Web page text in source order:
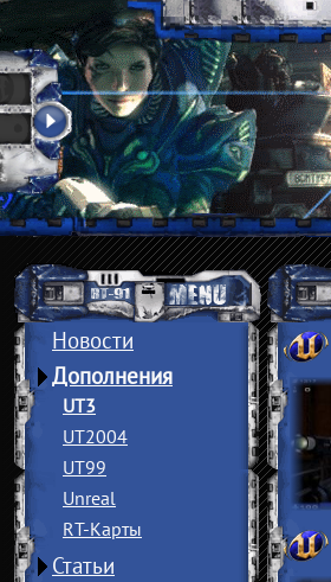
Новости
Дополнения
UT3
UT2004
UT99
Unreal
RT-Карты
Статьи